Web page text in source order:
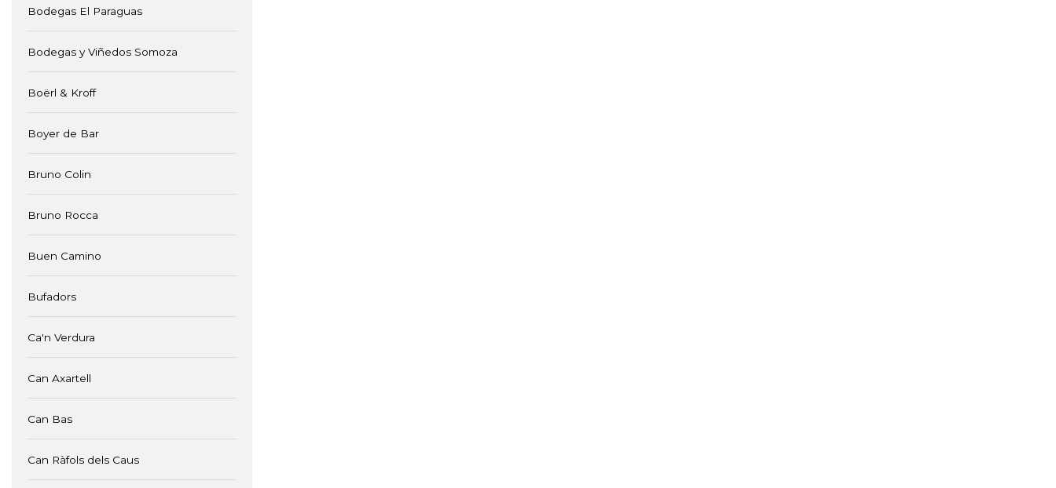
Bodegas El Paraguas
Bodegas y Viñedos Somoza
Boërl & Kroff
Boyer de Bar
Bruno Colin
Bruno Rocca
Buen Camino
Bufadors
Ca'n Verdura
Can Axartell
Can Bas
Can Ràfols dels Caus